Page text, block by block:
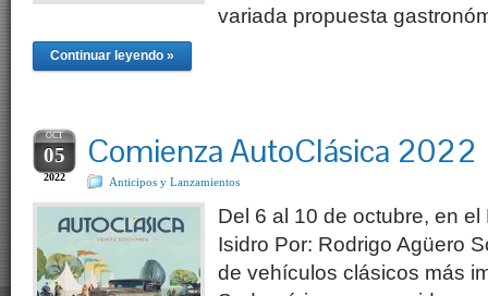
variada propuesta
Continuar leyendo »
OCT
05
2022
Comienza AutoClásica 2022
Anticipos y Lanzamientos
Del 6 al 10 de octubre, en
Isidro Por: Rodrigo Agüero
de vehículos clásicos más